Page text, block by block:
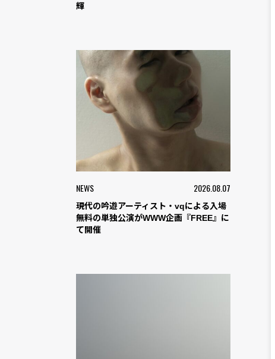
輝
NEWS 2026.08.07
現代の吟遊アーティスト・vqによる入場
無料の単独公演がWWW企画『FREE』に
て開催